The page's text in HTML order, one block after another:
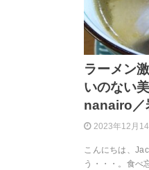
ラーメン
いのない
nanairo／
2023年12月
こんにちは、
う・・・。食べ